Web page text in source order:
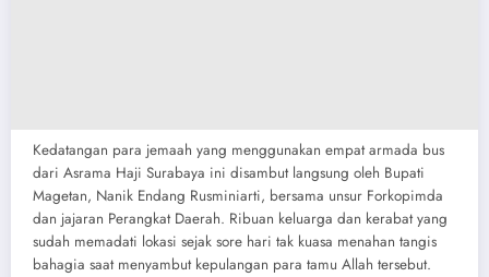
​Kedatangan para jemaah yang menggunakan empat armada bus
dari Asrama Haji Surabaya ini disambut langsung oleh Bupati
Magetan, Nanik Endang Rusminiarti, bersama unsur Forkopimda
dan jajaran Perangkat Daerah. Ribuan keluarga dan kerabat yang
sudah memadati lokasi sejak sore hari tak kuasa menahan tangis
bahagia saat menyambut kepulangan para tamu Allah tersebut.